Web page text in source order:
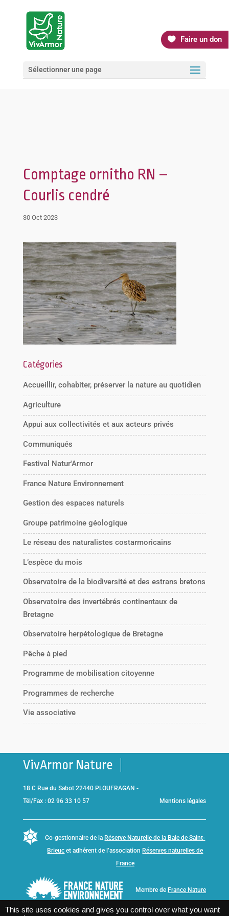
Faire un don
Sélectionner une page
Comptage ornitho RN –
Courlis cendré
30 Oct 2023
Catégories
Accueillir, cohabiter, préserver la nature au quotidien
Agriculture
Appui aux collectivités et aux acteurs privés
Communiqués
Festival Natur'Armor
France Nature Environnement
Gestion des espaces naturels
Groupe patrimoine géologique
Le réseau des naturalistes costarmoricains
L’espèce du mois
Observatoire de la biodiversité et des estrans bretons
Observatoire des invertébrés continentaux de
Bretagne
Observatoire herpétologique de Bretagne
Pêche à pied
Programme de mobilisation citoyenne
Programmes de recherche
Vie associative
VivArmor Nature
18 C Rue du Sabot 22440 PLOUFRAGAN -
Tél/Fax : 02 96 33 10 57
Mentions légales
Co-gestionnaire de la Réserve Naturelle de la Baie de Saint-
Brieuc et adhérent de l’association Réserves naturelles de
France
Membre de France Nature
This site uses cookies and gives you control over what you want